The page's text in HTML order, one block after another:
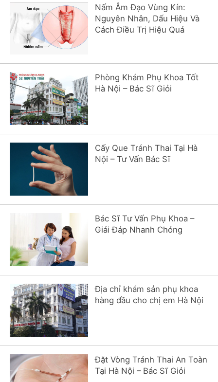
Nấm Âm Đạo Vùng Kín:
Nguyên Nhân, Dấu Hiệu Và
Cách Điều Trị Hiệu Quả
Phòng Khám Phụ Khoa Tốt
Hà Nội – Bác Sĩ Giỏi
Cấy Que Tránh Thai Tại Hà
Nội – Tư Vấn Bác Sĩ
Bác Sĩ Tư Vấn Phụ Khoa –
Giải Đáp Nhanh Chóng
Địa chỉ khám sản phụ khoa
hàng đầu cho chị em Hà Nội
Đặt Vòng Tránh Thai An Toàn
Tại Hà Nội – Bác Sĩ Giỏi